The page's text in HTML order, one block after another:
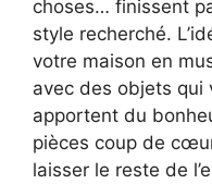
choses… finissent
style recherché.
votre maison en
avec des objets qui
apportent du
pièces coup de
laisser le reste de